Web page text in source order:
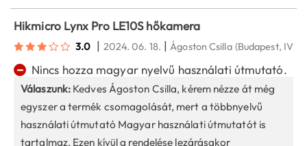
Hikmicro Lynx Pro LE10S hőkamera
3.0 | 2024. 06. 18. |Ágoston Csilla (Budapest, IV.
− Nincs hozza magyar nyelvű használati útmutató.
Válaszunk: Kedves Ágoston Csilla, kérem nézze át még
egyszer a termék csomagolását, mert a többnyelvű
használati útmutató Magyar használati útmutatót is
tartalmaz. Ezen kívül a rendelése lezárásakor